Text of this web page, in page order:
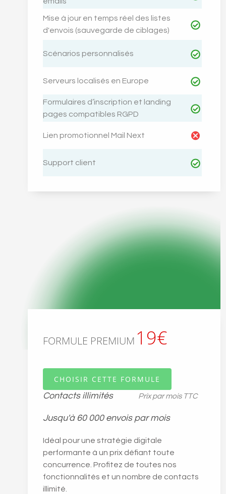
Mise à jour en temps réel des listes
d'envois (sauvegarde de ciblages)
Scénarios personnalisés
Serveurs localisés en Europe
Formulaires d’inscription et landing
pages compatibles RGPD
Lien promotionnel Mail Next
Support client
FORMULE PREMIUM 19€
CHOISIR CETTE FORMULE
Prix par mois TTC
Contacts illimités
Jusqu'à 60 000 envois par mois
Idéal pour une stratégie digitale
performante à un prix défiant toute
concurrence. Profitez de toutes nos
fonctionnalités et un nombre de contacts
illimité.